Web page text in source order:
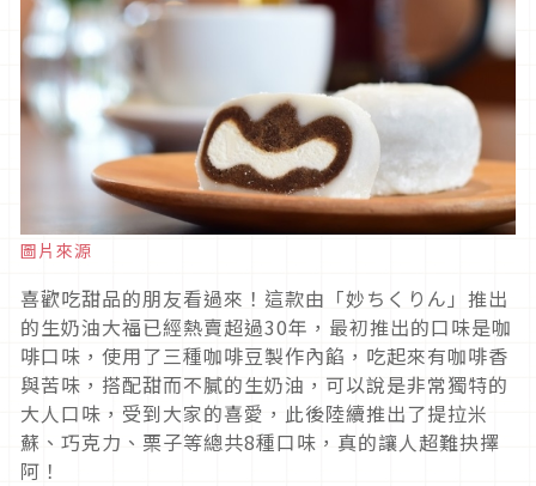
圖片來源
喜歡吃甜品的朋友看過來！這款由「妙ちくりん」推出
的生奶油大福已經熱賣超過30年，最初推出的口味是咖
啡口味，使用了三種咖啡豆製作內餡，吃起來有咖啡香
與苦味，搭配甜而不膩的生奶油，可以說是非常獨特的
大人口味，受到大家的喜愛，此後陸續推出了提拉米
蘇、巧克力、栗子等總共8種口味，真的讓人超難抉擇
阿！